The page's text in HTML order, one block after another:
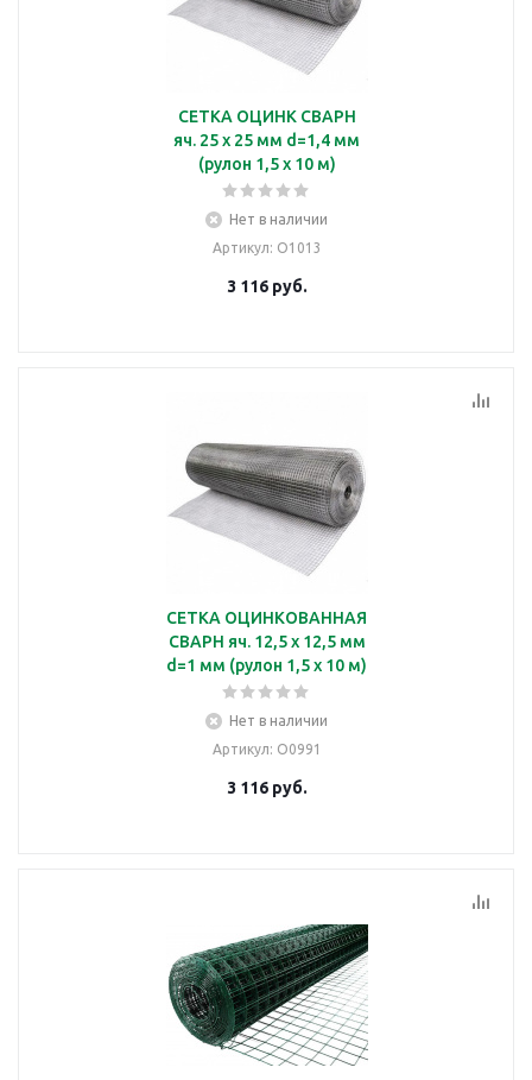
СЕТКА ОЦИНК СВАРН
яч. 25 х 25 мм d=1,4 мм
(рулон 1,5 х 10 м)
Нет в наличии
Артикул: О1013
3 116руб.
СЕТКА ОЦИНКОВАННАЯ
СВАРН яч. 12,5 х 12,5 мм
d=1 мм (рулон 1,5 х 10 м)
Нет в наличии
Артикул: О0991
3 116руб.